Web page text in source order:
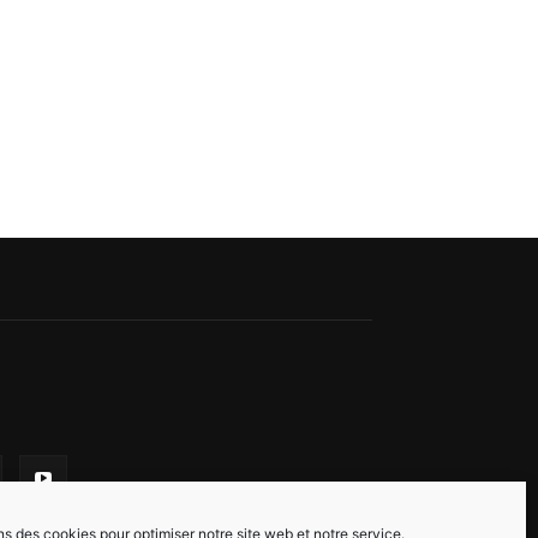
des cookies pour optimiser notre site web et notre service.